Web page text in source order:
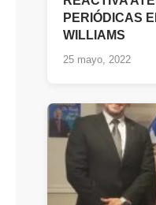
PERIÓDICAS
WILLIAMS
25 mayo, 2022